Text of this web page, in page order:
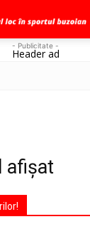
- Publicitate -
Header ad
afișat